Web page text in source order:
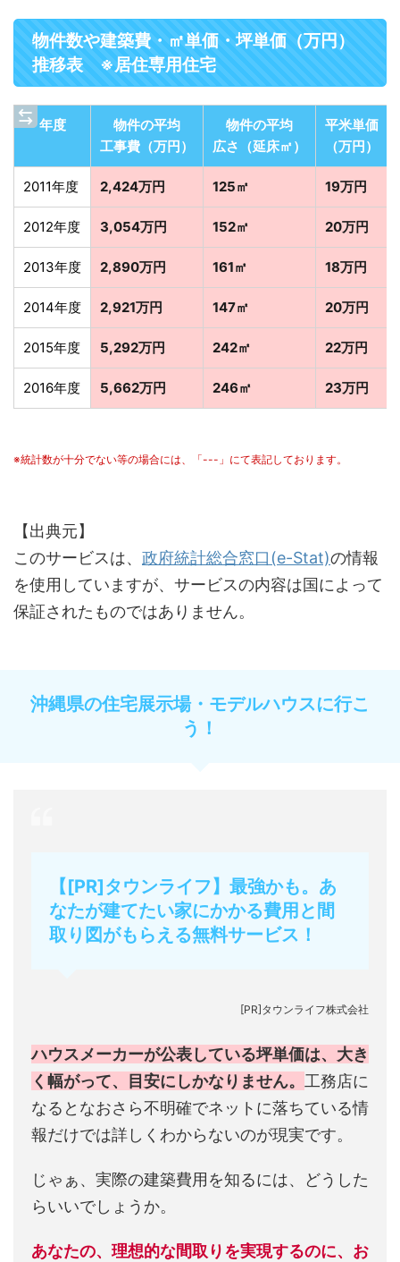
物件数や建築費・㎡単価・坪単価（万円）
推移表 ※居住専用住宅
年度
物件の平均
工事費（万円）
物件の平均
広さ（延床㎡）
平米単価
（万円）
2011年度 2,424万円 125㎡ 19万円
2012年度 3,054万円 152㎡ 20万円
2013年度 2,890万円 161㎡ 18万円
2014年度 2,921万円 147㎡ 20万円
2015年度 5,292万円 242㎡ 22万円
2016年度 5,662万円 246㎡ 23万円
※統計数が十分でない等の場合には、「---」にて表記しております。
【出典元】
このサービスは、 政府統計総合窓口(e-Stat)の情報
を使用していますが、サービスの内容は国によって
保証されたものではありません。
沖縄県の住宅展示場・モデルハウスに行こ
う！
【[PR]タウンライフ】最強かも。あ
なたが建てたい家にかかる費用と間
取り図がもらえる無料サービス！
[PR]タウンライフ株式会社
ハウスメーカーが公表している坪単価は、大き
く幅がって、目安にしかなりません。 工務店に
なるとなおさら不明確でネットに落ちている情
報だけでは詳しくわからないのが現実です。
じゃぁ、実際の建築費用を知るには、どうした
らいいでしょうか。
あなたの、理想的な間取りを実現するのに、お